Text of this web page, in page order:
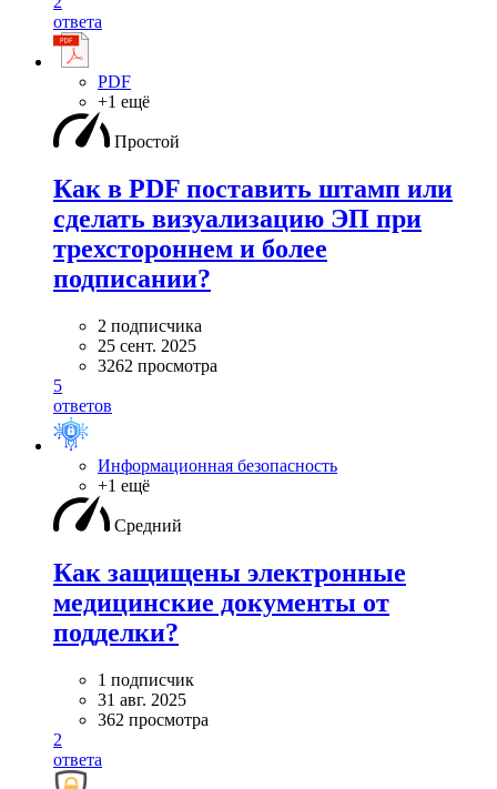
ответа
PDF
+1 ещё
Простой
Как в PDF поставить штамп или
сделать визуализацию ЭП при
трехстороннем и более
подписании?
2 подписчика
25 сент. 2025
3262 просмотра
5
ответов
Информационная безопасность
+1 ещё
Средний
Как защищены электронные
медицинские документы от
подделки?
1 подписчик
31 авг. 2025
362 просмотра
2
ответа